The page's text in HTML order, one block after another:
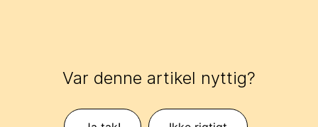
Var denne artikel nyttig?